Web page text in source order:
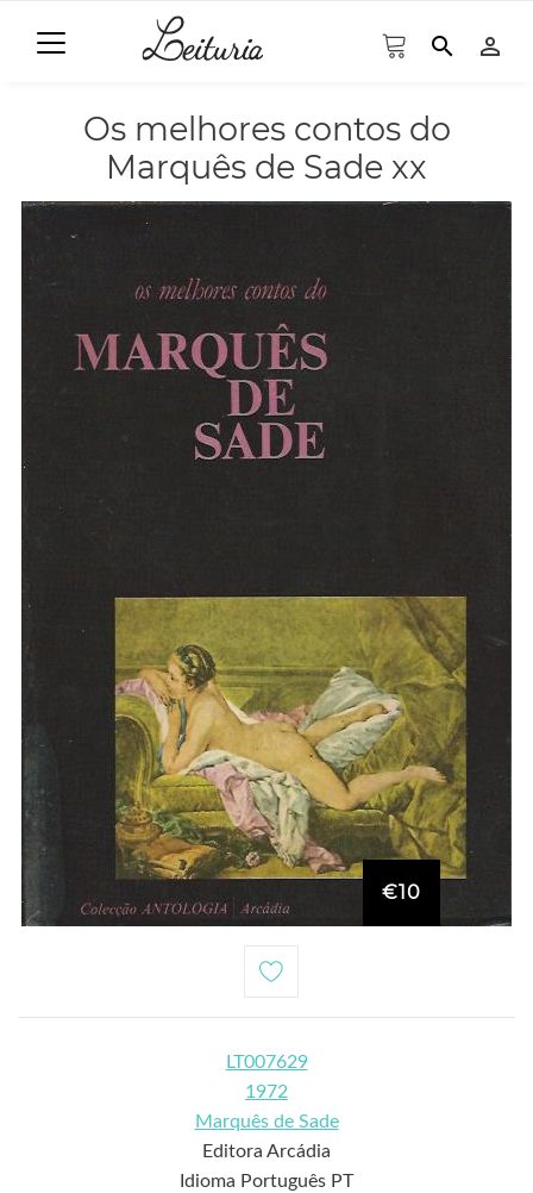
search person_outline
Os melhores contos do
Marquês de Sade xx
€10
LT007629
1972
Marquês de Sade
Editora Arcádia
Idioma Português PT